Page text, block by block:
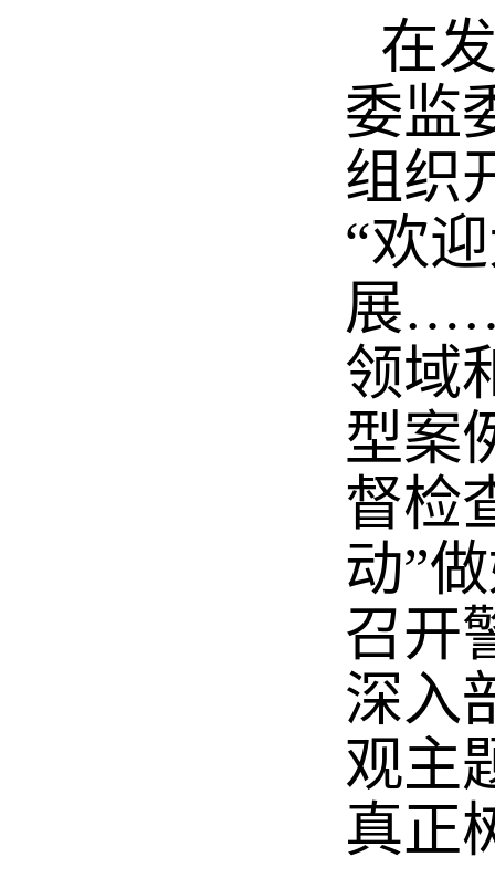
在
委监
组织
“欢
展……
领域
型案
督检
动”
召开
深入
观主
真正